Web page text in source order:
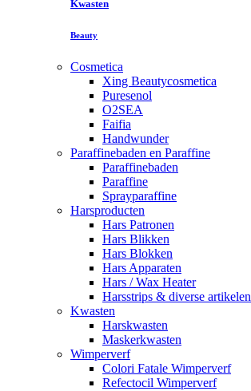
Kwasten
Beauty
Cosmetica
Xing Beautycosmetica
Puresenol
O2SEA
Faifia
Handwunder
Paraffinebaden en Paraffine
Paraffinebaden
Paraffine
Sprayparaffine
Harsproducten
Hars Patronen
Hars Blikken
Hars Blokken
Hars Apparaten
Hars / Wax Heater
Harsstrips & diverse artikelen
Kwasten
Harskwasten
Maskerkwasten
Wimperverf
Colori Fatale Wimperverf
Refectocil Wimperverf